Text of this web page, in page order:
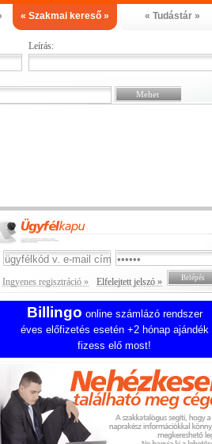
« Szakmai kereső » « Tudástár »
Leírás:
Ingyenes regisztráció » Elfelejtett jelszó »
Billingo online számlázó rendszer
éves előfizetés esetén +2 hónap ajándék
fizess elő most!